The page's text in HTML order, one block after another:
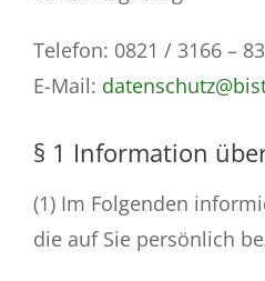
Telefon: 0821 / 3166 –
E-Mail:
§ 1 Information
(1) Im Folgenden
die auf Sie persönlich